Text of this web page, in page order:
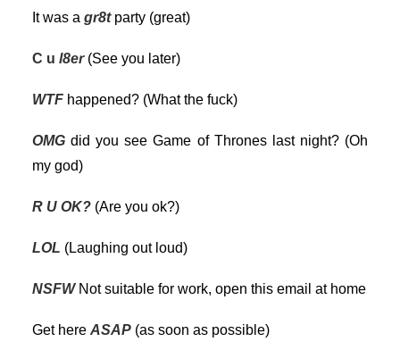
It was a gr8t party (great)
C u l8er (See you later)
WTF happened? (What the fuck)
OMG did you see Game of Thrones last night? (Oh
my god)
R U OK? (Are you ok?)
LOL (Laughing out loud)
NSFW Not suitable for work, open this email at home
Get here ASAP (as soon as possible)